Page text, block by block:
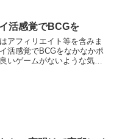
活感覚でBCGを
アフィリエイト等を含みま
活感覚でBCGをなかなかポ
いゲームがないような気が